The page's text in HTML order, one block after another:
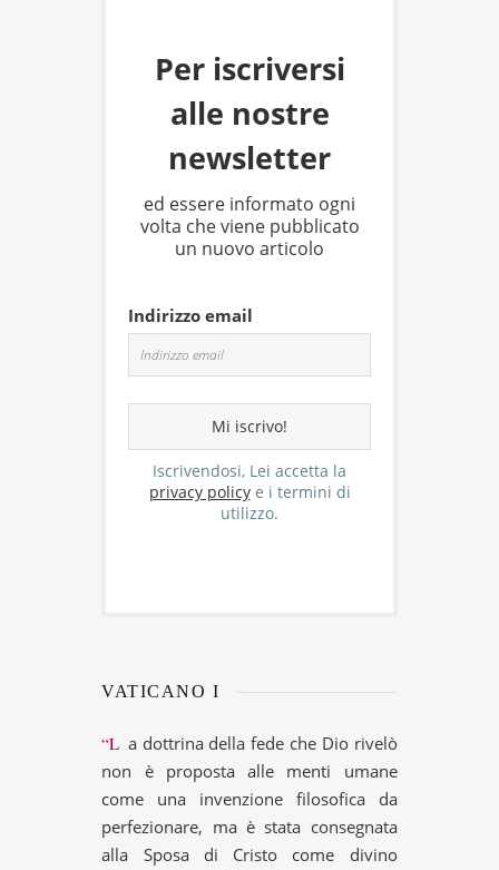
Per iscriversi
alle nostre
newsletter
ed essere informato ogni
volta che viene pubblicato
un nuovo articolo
Indirizzo email
Iscrivendosi, Lei accetta la
privacy policye i termini di
utilizzo.
VATICANO I
“La dottrina della fede che Dio rivelò
non è proposta alle menti umane
come una invenzione filosofica da
perfezionare, ma è stata consegnata
alla Sposa di Cristo come divino